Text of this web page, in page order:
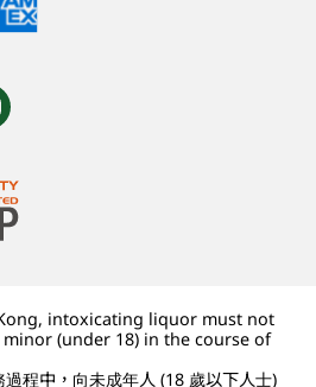
intoxicating liquor must not
(under 18) in the course of
程中，向未成年人 (18 歲以下人士)